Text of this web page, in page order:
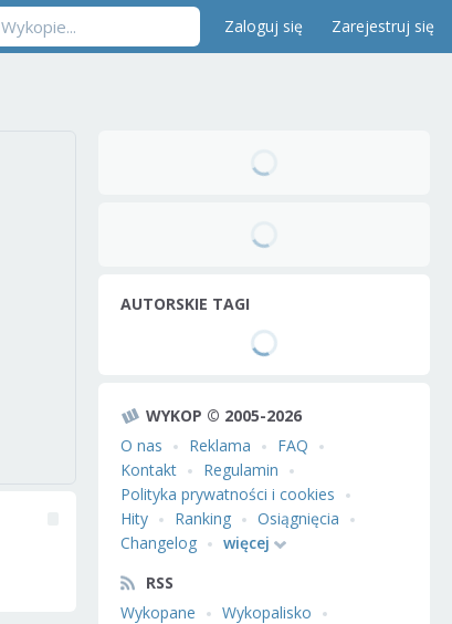
Zaloguj się Zarejestruj się
AUTORSKIE TAGI
WYKOP © 2005-2026
O nas
Reklama
FAQ
Kontakt
Regulamin
Polityka prywatności i cookies
Hity
Ranking
Osiągnięcia
Changelog
więcej
RSS
Wykopane
Wykopalisko